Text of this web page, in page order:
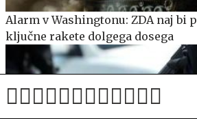
Alarm v Washingtonu: ZDA naj bi
ključne rakete dolgega dosega